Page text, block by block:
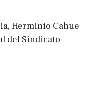
Herminio Cahue
del Sindicato